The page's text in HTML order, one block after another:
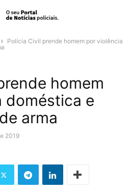
Polícia Civil prende homem por violência
homem
doméstica e
arma
2019